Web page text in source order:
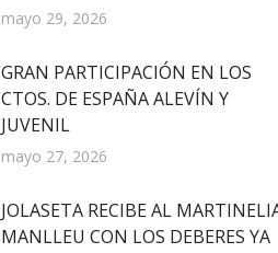
mayo 29, 2026
GRAN PARTICIPACIÓN EN LOS
CTOS. DE ESPAÑA ALEVÍN Y
JUVENIL
mayo 27, 2026
JOLASETA RECIBE AL
MANLLEU CON LOS DEBERES YA